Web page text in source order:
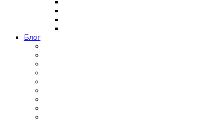
Блог